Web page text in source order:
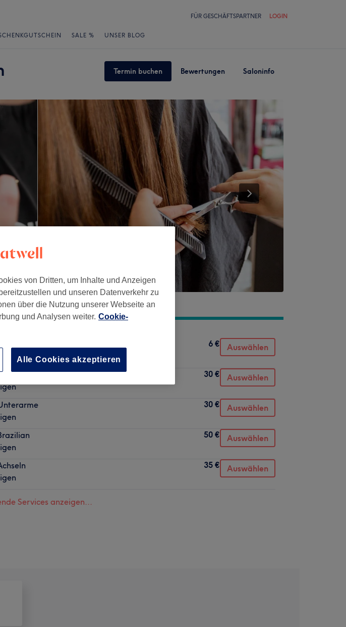
FÜR GESCHÄFTSPARTNER LOGIN
SALE % UNSER BLOG
Termin buchen Bewertungen Saloninfo
6 € Auswählen
30 € Auswählen
30 € Auswählen
50 € Auswählen
35 € Auswählen
Services anzeigen...
von Dritten, um Inhalte und Anzeigen
und unseren Datenverkehr zu
über die Nutzung unserer Webseite an
und Analysen weiter. Cookie-
Alle Cookies akzeptieren